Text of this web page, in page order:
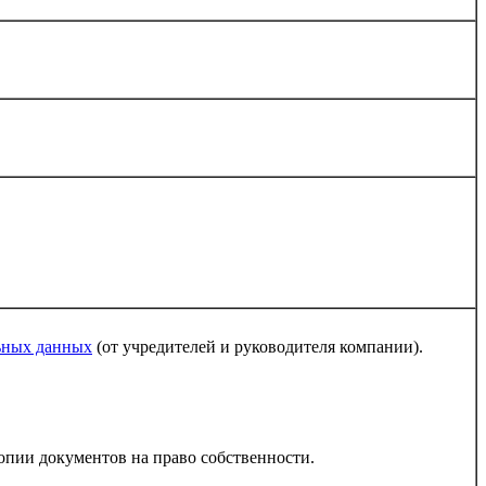
данных (от учредителей и руководителя компании).
документов на право собственности.